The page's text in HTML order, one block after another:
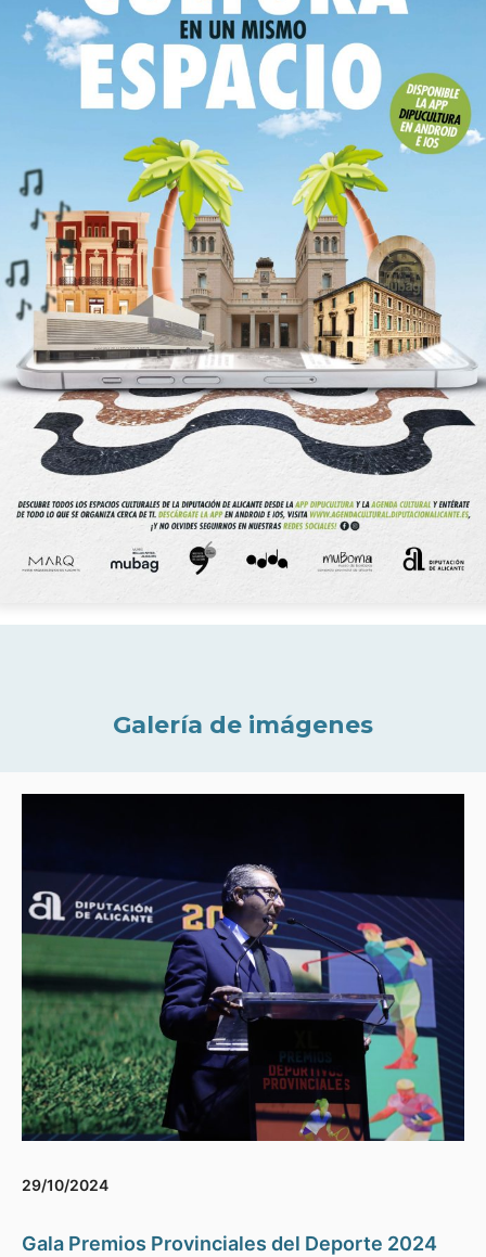
Galería de imágenes
29/10/2024
Gala Premios Provinciales del Deporte 2024